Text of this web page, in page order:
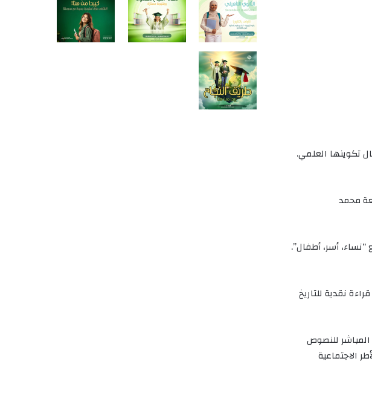
تكوينها العلمي.
محمد
أسر، أطفال”.
نقدية للتاريخ
المباشر للنصوص
الاجتماعية